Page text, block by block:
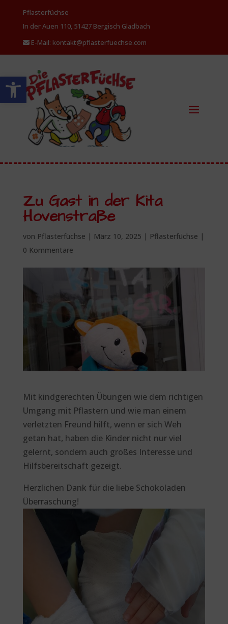
Werkzeugleiste öffnen
Pflasterfüchse
In der Auen 110, 51427 Bergisch Gladbach
E-Mail: kontakt@pflasterfuechse.com
Zu Gast in der Kita
Hovenstraße
von Pflasterfüchse | März 10, 2025 | Pflasterfüchse |
0 Kommentare
Mit kindgerechten Übungen wie dem richtigen
Umgang mit Pflastern und wie man einem
verletzten Freund hilft, wenn er sich Weh
getan hat, haben die Kinder nicht nur viel
gelernt, sondern auch großes Interesse und
Hilfsbereitschaft gezeigt.
Herzlichen Dank für die liebe Schokoladen
Überraschung!